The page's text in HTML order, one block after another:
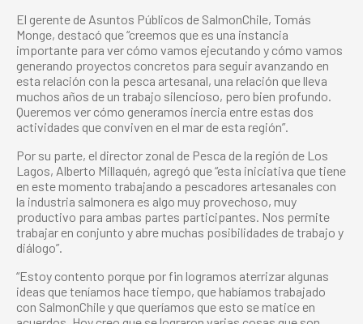
El gerente de Asuntos Públicos de SalmonChile, Tomás
Monge, destacó que “creemos que es una instancia
importante para ver cómo vamos ejecutando y cómo vamos
generando proyectos concretos para seguir avanzando en
esta relación con la pesca artesanal, una relación que lleva
muchos años de un trabajo silencioso, pero bien profundo.
Queremos ver cómo generamos inercia entre estas dos
actividades que conviven en el mar de esta región”.
Por su parte, el director zonal de Pesca de la región de Los
Lagos, Alberto Millaquén, agregó que “esta iniciativa que tiene
en este momento trabajando a pescadores artesanales con
la industria salmonera es algo muy provechoso, muy
productivo para ambas partes participantes. Nos permite
trabajar en conjunto y abre muchas posibilidades de trabajo y
diálogo”.
“Estoy contento porque por fin logramos aterrizar algunas
ideas que teníamos hace tiempo, que habíamos trabajado
con SalmonChile y que queríamos que esto se matice en